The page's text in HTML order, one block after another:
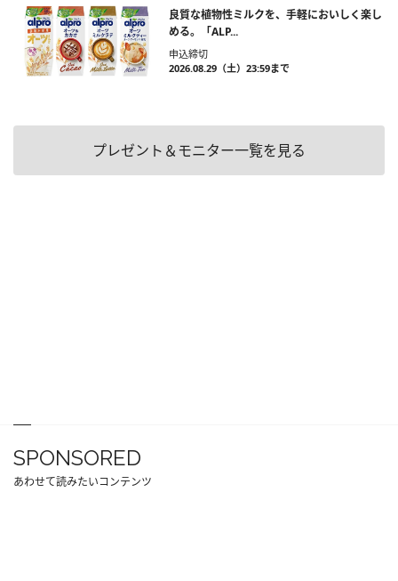
良質な植物性ミルクを、手軽においしく楽し
める。「ALP...
申込締切
2026.08.29（土）23:59まで
プレゼント＆モニター一覧を見る
SPONSORED
あわせて読みたいコンテンツ